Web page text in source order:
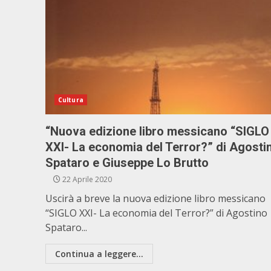
Cultura
“Nuova edizione libro messicano “SIGLO
XXI- La economia del Terror?” di
Spataro e Giuseppe Lo Brutto
22 Aprile 2020
Uscirà a breve la nuova edizione libro messicano
“SIGLO XXI- La economia del Terror?” di Agostino
Spataro...
Continua a leggere...